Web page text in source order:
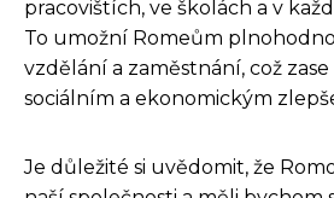
pracovištích, ve školách a v
To umožní Romeům
vzdělání a zaměstnání, což
sociálním a ekonomickým
Je důležité si uvědomit, že